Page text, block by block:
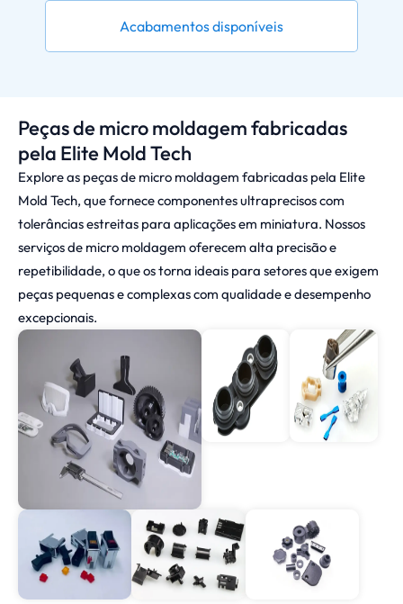
Acabamentos disponíveis
Peças de micro moldagem fabricadas
pela Elite Mold Tech
Explore as peças de micro moldagem fabricadas pela Elite
Mold Tech, que fornece componentes ultraprecisos com
tolerâncias estreitas para aplicações em miniatura. Nossos
serviços de micro moldagem oferecem alta precisão e
repetibilidade, o que os torna ideais para setores que exigem
peças pequenas e complexas com qualidade e desempenho
excepcionais.